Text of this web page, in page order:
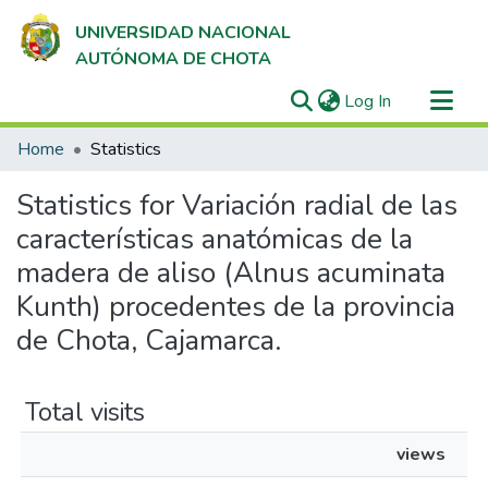
UNIVERSIDAD NACIONAL
AUTÓNOMA DE CHOTA
Log In (current)
Communities & Collections
Home Statistics
Statistics for Variación radial de las
características anatómicas de la
madera de aliso (Alnus acuminata
Kunth) procedentes de la provincia
de Chota, Cajamarca.
Total visits
views